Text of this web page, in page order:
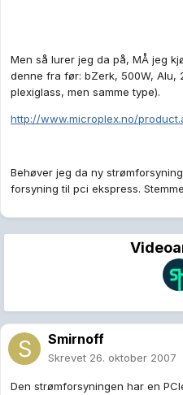
Men så lurer jeg da på, MÅ jeg
denne fra før: bZerk, 500W, Alu,
plexiglass, men samme type).
http://www.microplex.no/
Behøver jeg da ny
forsyning til pci ekspress.
Smirnoff
Skrevet 26. oktober 2007
Den strømforsyningen har en